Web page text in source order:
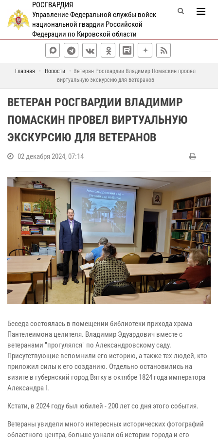
РОСГВАРДИЯ
Управление Федеральной службы войск
национальной гвардии Российской
Федерации по Кировской области
Главная Новости
Ветеран Росгвардии Владимир Помаскин провел
виртуальную экскурсию для ветеранов
ВЕТЕРАН РОСГВАРДИИ ВЛАДИМИР
ПОМАСКИН ПРОВЕЛ ВИРТУАЛЬНУЮ
ЭКСКУРСИЮ ДЛЯ ВЕТЕРАНОВ
02 декабря 2024, 07:14
Беседа состоялась в помещении библиотеки прихода храма
Пантелеимона целителя. Владимир Эдуардович вместе с
ветеранами "прогулялся" по Александровскому саду.
Присутствующие вспомнили его историю, а также тех людей, кто
приложил силы к его созданию. Отдельно остановились на
визите в губернский город Вятку в октябре 1824 года императора
Александра I.
Кстати, в 2024 году был юбилей - 200 лет со дня этого события.
Ветераны увидели много интересных исторических фотографий
областного центра, больше узнали об истории города и его